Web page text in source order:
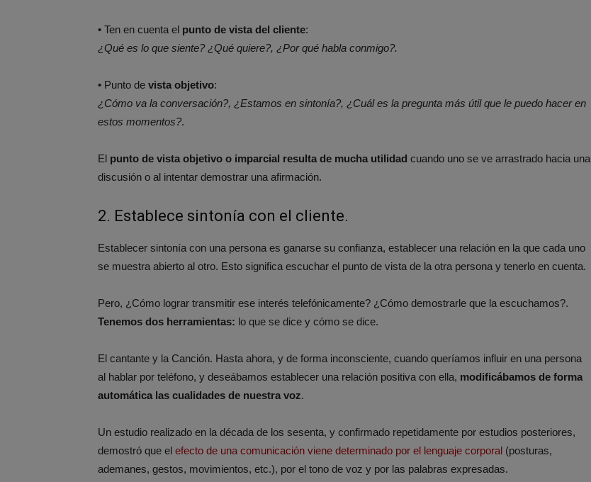
• Ten en cuenta el punto de vista del cliente:
¿Qué es lo que siente? ¿Qué quiere?, ¿Por qué habla conmigo?.
• Punto de vista objetivo:
¿Cómo va la conversación?, ¿Estamos en sintonía?, ¿Cuál es la pregunta más útil que le puedo hacer en
estos momentos?.
El punto de vista objetivo o imparcial resulta de mucha utilidad cuando uno se ve arrastrado hacia una
discusión o al intentar demostrar una afirmación.
2. Establece sintonía con el cliente.
Establecer sintonía con una persona es ganarse su confianza, establecer una relación en la que cada uno
se muestra abierto al otro. Esto significa escuchar el punto de vista de la otra persona y tenerlo en cuenta.
Pero, ¿Cómo lograr transmitir ese interés telefónicamente? ¿Cómo demostrarle que la escuchamos?.
Tenemos dos herramientas: lo que se dice y cómo se dice.
El cantante y la Canción. Hasta ahora, y de forma inconsciente, cuando queríamos influir en una persona
al hablar por teléfono, y deseábamos establecer una relación positiva con ella, modificábamos de forma
automática las cualidades de nuestra voz.
Un estudio realizado en la década de los sesenta, y confirmado repetidamente por estudios posteriores,
demostró que el efecto de una comunicación viene determinado por el lenguaje corporal (posturas,
ademanes, gestos, movimientos, etc.), por el tono de voz y por las palabras expresadas.